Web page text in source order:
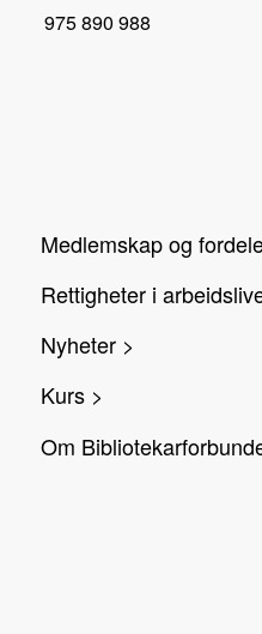
975 890 988
Medlemskap og
Rettigheter i
Nyheter >
Kurs >
Om